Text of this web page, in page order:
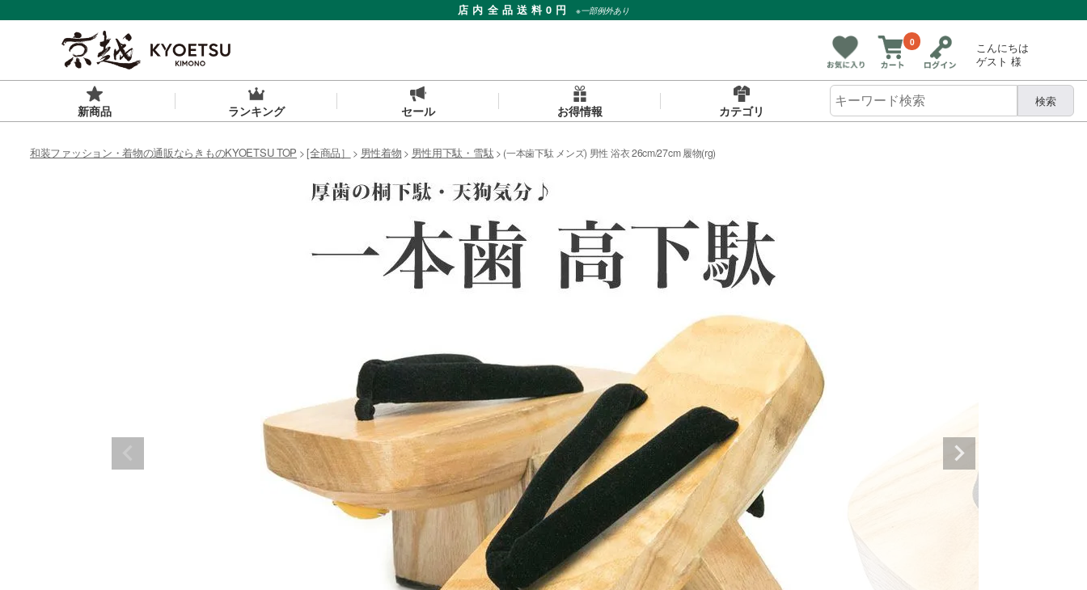
店内全品送料0円 ※一部例外あり
0
こんにちは
ゲスト 様
新商品 ランキング セール お得情報 カテゴリ
検索
和装ファッション・着物の通販ならきものKYOETSU TOP [全商品］ 男性着物 男性用下駄・雪駄 (一本歯下駄 メンズ) 男性 浴衣 26cm/27cm 履物(rg)